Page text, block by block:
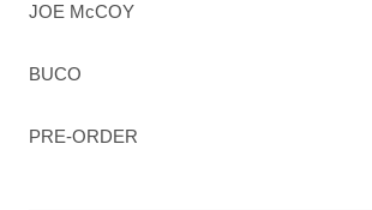
JOE McCOY
BUCO
PRE-ORDER